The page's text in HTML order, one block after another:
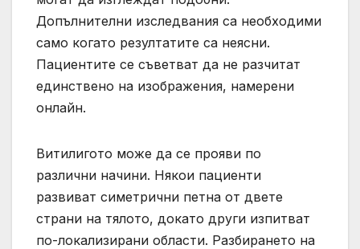
Допълнителни изследвания са необходими
само когато резултатите са неясни.
Пациентите се съветват да не разчитат
единствено на изображения, намерени
онлайн.
Витилигото може да се прояви по
различни начини. Някои пациенти
развиват симетрични петна от двете
страни на тялото, докато други изпитват
по-локализирани области. Разбирането на